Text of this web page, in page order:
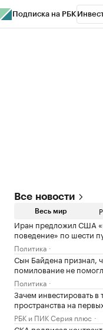
Подписка на РБК
Все новости
Весь мир
Иран предложил США
поведение» по шести
Политика
Сын Байдена признал,
помилование не
Политика
Зачем инвестировать в
пространства на
РБК и ПИК Серия плюс